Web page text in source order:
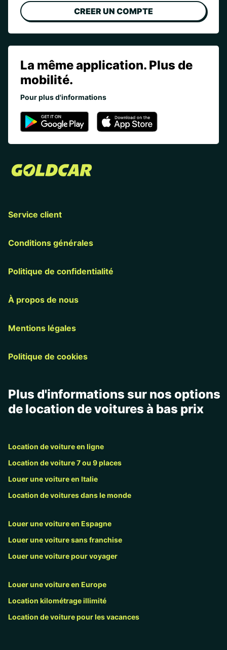
CREER UN COMPTE
La même application. Plus de
mobilité.
Pour plus d'informations
Service client
Conditions générales
Politique de confidentialité
À propos de nous
Mentions légales
Politique de cookies
Plus d'informations sur nos options
de location de voitures à bas prix
Location de voiture en ligne
Location de voiture 7 ou 9 places
Louer une voiture en Italie
Location de voitures dans le monde
Louer une voiture en Espagne
Louer une voiture sans franchise
Louer une voiture pour voyager
Louer une voiture en Europe
Location kilométrage illimité
Location de voiture pour les vacances